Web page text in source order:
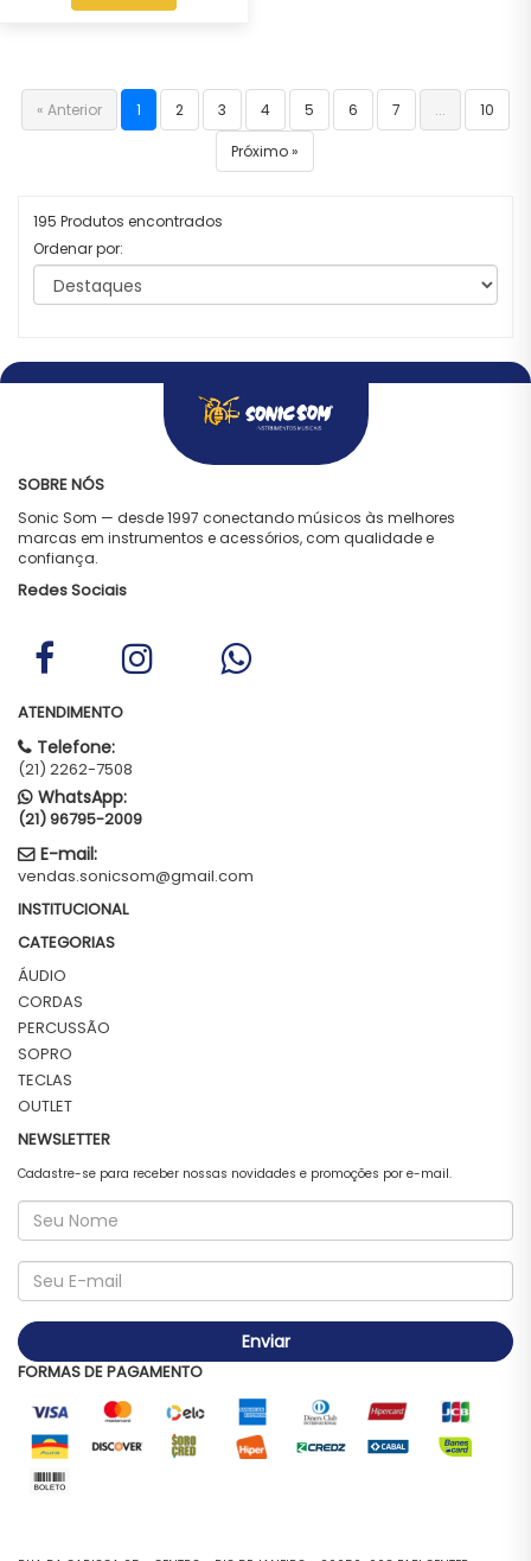
« Anterior 1 2 3 4 5 6 7 ... 10
Próximo »
195 Produtos encontrados
Ordenar por:
SOBRE NÓS
Sonic Som — desde 1997 conectando músicos às melhores
marcas em instrumentos e acessórios, com qualidade e
confiança.
Redes Sociais
ATENDIMENTO
Telefone:
(21) 2262-7508
WhatsApp:
(21) 96795-2009
E-mail:
vendas.sonicsom@gmail.com
INSTITUCIONAL
CATEGORIAS
ÁUDIO
CORDAS
PERCUSSÃO
SOPRO
TECLAS
OUTLET
NEWSLETTER
Cadastre-se para receber nossas novidades e promoções por e-mail.
Enviar
FORMAS DE PAGAMENTO